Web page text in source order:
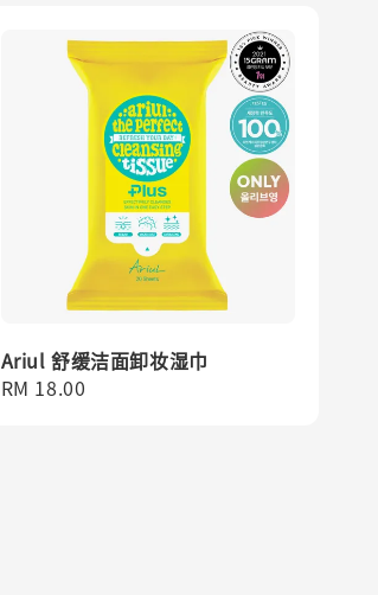
Ariul 舒缓洁面卸妆湿巾
Regular
RM 18.00